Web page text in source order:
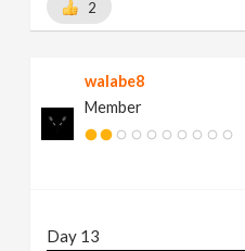
2
walabe8
Member
Day 13